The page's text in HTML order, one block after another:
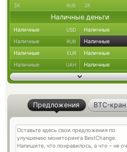
ЗК RUB ЗК
Наличные деньги
Наличные USD Наличные
Наличные RUB Наличные
Наличные EUR Наличные
Наличные UAH Наличные
Предложения BTC-кран